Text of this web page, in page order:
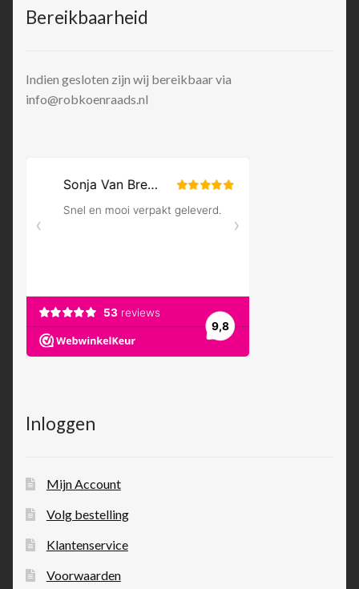
Bereikbaarheid
Indien gesloten zijn wij bereikbaar via
info@robkoenraads.nl
Inloggen
Mijn Account
Volg bestelling
Klantenservice
Voorwaarden